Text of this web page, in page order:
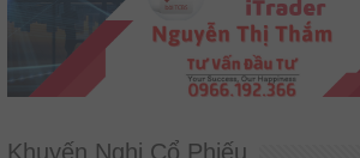
Khuyến Nghị Cổ Phiếu